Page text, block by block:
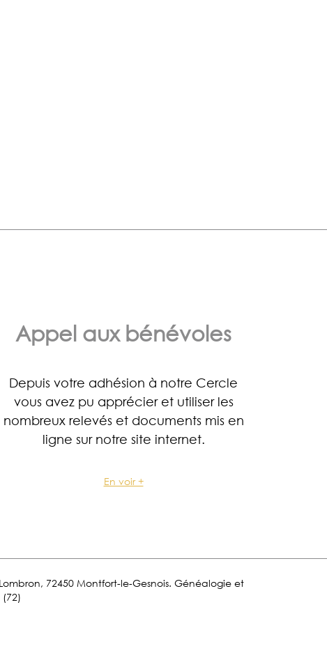
Appel aux bénévoles
Depuis votre adhésion à notre Cercle
vous avez pu apprécier et utiliser les
nombreux relevés et documents mis en
ligne sur notre site internet.
En voir +
72450 Montfort-le-Gesnois. Généalogie et